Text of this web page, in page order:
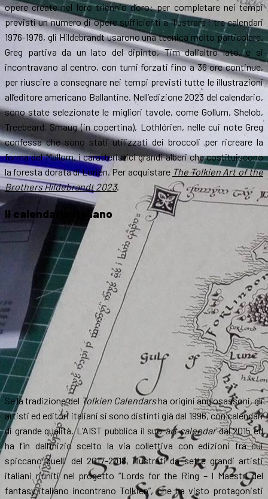
opere create nel loro triennio d’oro: per completare nei tempi
previsti un numero di opere sufficienti a illustrare i tre calendari
1976-1978, gli Hildebrandt usarono una tecnica molto particolare.
Greg partiva da un lato del dipinto, Tim dall’altro lato, e si
incontravano al centro, con turni forzati fino a 36 ore continue,
per riuscire a consegnare nei tempi previsti tutte le illustrazioni
all’editore americano Ballantine. Nell’edizione 2023 del calendario,
sono state selezionate le migliori tavole, come Gollum, Shelob,
Treebeard, Smaug (in copertina), Lothlórien, nelle cui note Greg
confessa che sono stati utilizzati dei broccoli per ricreare la
forma del Mallorn, i caratteristici grandi alberi che costituiscono
la foresta dorata di Lorien. Per acquistare The Tolkien Art of the
Brothers Hildebrandt 2023.
Il calendario italiano
Se la tradizione del Tolkien Calendarsha origini anglosassoni, gli
artisti ed editori italiani si sono distinti già dal 1996, con calendari
di grande qualità. L’AIST pubblica il suoart calendardal 2015 ed
ha fin dall’inizio scelto la via collettiva con edizioni fra cui
spiccano quelli del 2017-2018, illustrati da sette grandi artisti
italiani riuniti nel progetto “Lords for the Ring – I Maestri del
fantasy italiano incontrano Tolkien”, che ha visto protagonisti